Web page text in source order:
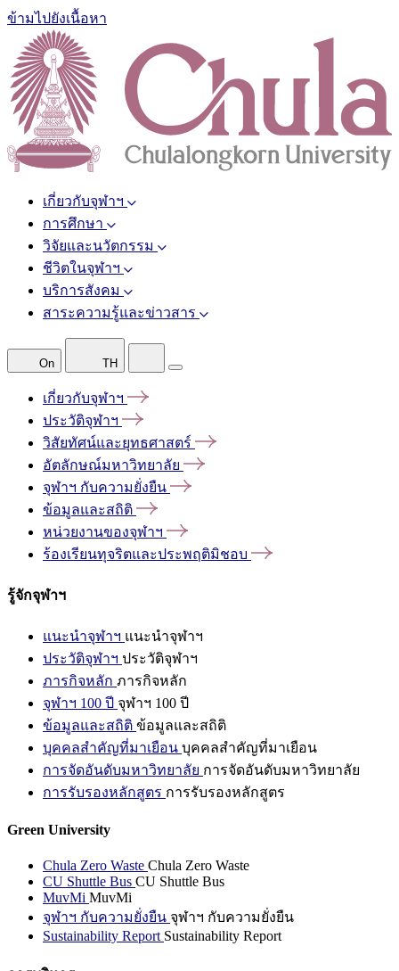
ข้ามไปยังเนื้อหา
เกี่ยวกับจุฬาฯ
การศึกษา
วิจัยและนวัตกรรม
ชีวิตในจุฬาฯ
บริการสังคม
สาระความรู้และข่าวสาร
On TH
เกี่ยวกับจุฬาฯ
ประวัติจุฬาฯ
วิสัยทัศน์และยุทธศาสตร์
อัตลักษณ์มหาวิทยาลัย
จุฬาฯ กับความยั่งยืน
ข้อมูลและสถิติ
หน่วยงานของจุฬาฯ
ร้องเรียนทุจริตและประพฤติมิชอบ
รู้จักจุฬาฯ
แนะนำจุฬาฯ แนะนำจุฬาฯ
ประวัติจุฬาฯ ประวัติจุฬาฯ
ภารกิจหลัก ภารกิจหลัก
จุฬาฯ 100 ปี จุฬาฯ 100 ปี
ข้อมูลและสถิติ ข้อมูลและสถิติ
บุคคลสำคัญที่มาเยือน บุคคลสำคัญที่มาเยือน
การจัดอันดับมหาวิทยาลัย การจัดอันดับมหาวิทยาลัย
การรับรองหลักสูตร การรับรองหลักสูตร
Green University
Chula Zero Waste Chula Zero Waste
CU Shuttle Bus CU Shuttle Bus
MuvMi MuvMi
จุฬาฯ กับความยั่งยืน จุฬาฯ กับความยั่งยืน
Sustainability Report Sustainability Report